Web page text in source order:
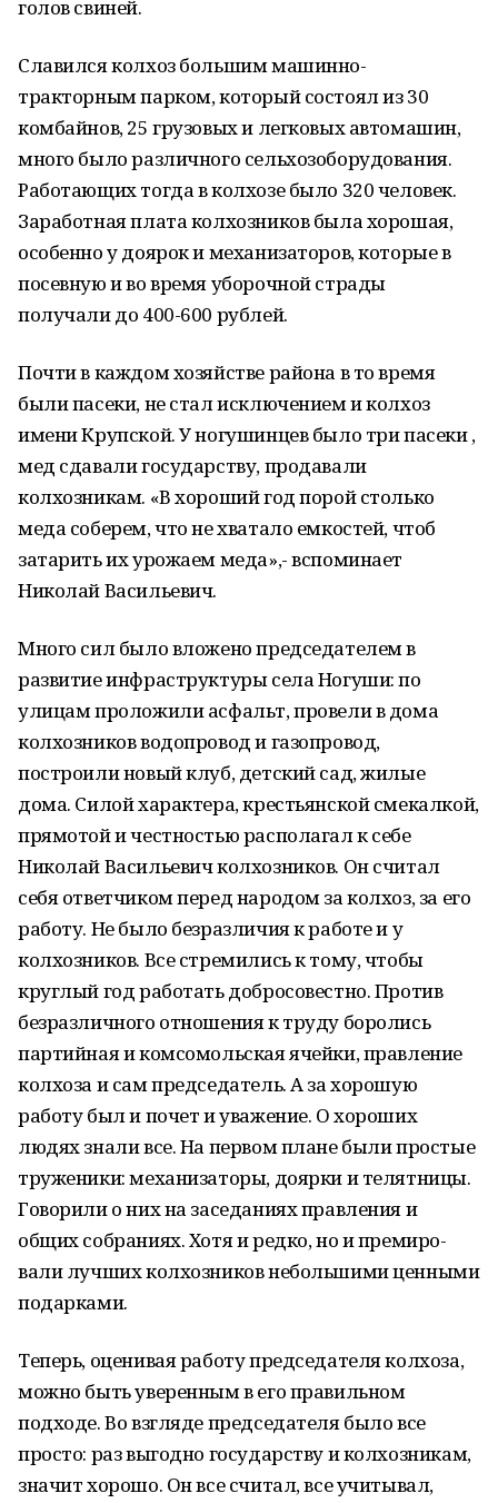
голов свиней.
Славился колхоз большим машинно-
тракторным парком, который состоял из 30
комбайнов, 25 грузовых и легковых автомашин,
много было различного сельхозоборудования.
Работающих тогда в колхозе было 320 человек.
Заработная плата колхозников была хорошая,
особенно у доярок и механизаторов, которые в
посевную и во время уборочной страды
получали до 400-600 рублей.
Почти в каждом хозяйстве района в то время
были пасеки, не стал исключением и колхоз
имени Крупской. У ногушинцев было три пасеки ,
мед сдавали государству, продавали
колхозникам. «В хороший год порой столько
меда соберем, что не хватало емкостей, чтоб
затарить их урожаем меда»,- вспоминает
Николай Васильевич.
Много сил было вложено председателем в
развитие инфраструктуры села Ногуши: по
улицам проложили асфальт, провели в дома
колхозников водопровод и газопровод,
построили новый клуб, детский сад, жилые
дома. Силой характера, крестьянской смекалкой,
прямотой и честностью располагал к себе
Николай Васильевич колхозников. Он считал
себя ответчиком перед народом за колхоз, за его
работу. Не было безразличия к работе и у
колхозников. Все стре­мились к тому, чтобы
круглый год работать добросовестно. Против
безразличного отношения к труду боролись
партийная и комсомоль­ская ячейки, правление
колхоза и сам председатель. А за хорошую
работу был и почет и уважение. О хороших
людях знали все. На пер­вом плане были простые
труженики: механизаторы, доярки и телятницы.
Говорили о них на засе­даниях правления и
общих собраниях. Хотя и редко, но и премиро­
вали лучших колхозников небольшими ценными
подарками.
Теперь, оценивая работу председателя колхоза,
можно быть уверенным в его правильном
подходе. Во взгляде председателя было все
просто: раз выгодно го­сударству и колхозникам,
значит хорошо. Он все считал, все учитывал,